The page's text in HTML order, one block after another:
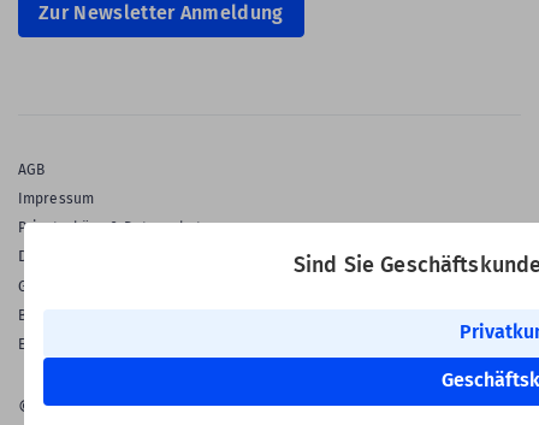
Sind Sie
Zur Newsletter Anmeldung
AGB
Impressum
Privatsphäre & Datenschutz
Datenschutz-Einstellungen
Gewährleistung
Barrierefreiheitserklärung
English Language
© 2026 Labelident GmbH